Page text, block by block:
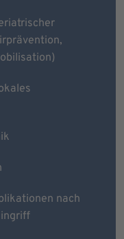
nach